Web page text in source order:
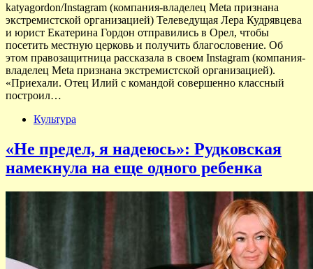
katyagordon/Instagram (компания-владелец Meta признана
экстремистской организацией) Телеведущая Лера Кудрявцева
и юрист Екатерина Гордон отправились в Орел, чтобы
посетить местную церковь и получить благословение. Об
этом правозащитница рассказала в своем Instagram (компания-
владелец Meta признана экстремистской организацией).
«Приехали. Отец Илий с командой совершенно классный
построил…
Культура
«Не предел, я надеюсь»: Рудковская
намекнула на еще одного ребенка